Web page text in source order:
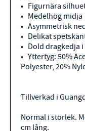
• Figurnära
• Medelhög midja
• Asymmetrisk
• Delikat
• Dold dragkedja i
• Yttertyg: 50%
Polyester, 20%
Tillverkad i
Normal i storlek.
cm lång.